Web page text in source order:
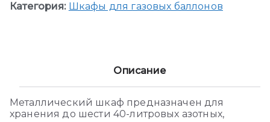
Категория: Шкафы для газовых баллонов
Описание
Металлический шкаф предназначен для
хранения до шести 40-литровых азотных,